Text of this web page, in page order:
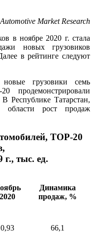
Market Research
в ноябре 2020 г. стала
новых грузовиков
в рейтинге следуют
грузовики семь
продемонстрировали
Республике Татарстан,
рост продаж
ТОР-20
г., тыс. ед.
2020
Динамика
продаж, %
0,93 66,1